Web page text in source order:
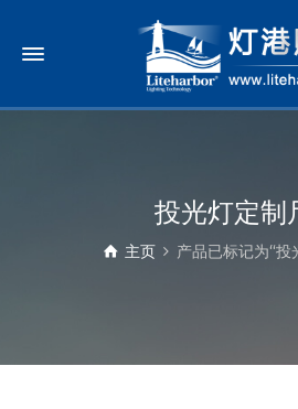
投光灯定制
主页 产品已标记为“投